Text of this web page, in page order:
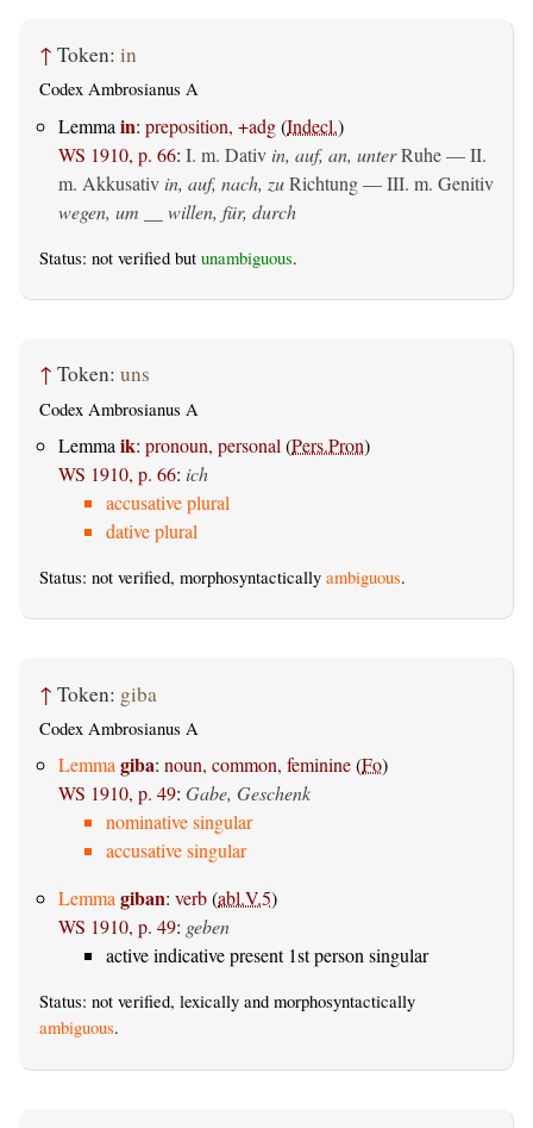
↑ Token: in
Codex Ambrosianus A
Lemma in: preposition, +adg(Indecl.)
WS 1910, p. 66: I. m. Dativ in, auf, an, unterRuhe — II.
m. Akkusativ in, auf, nach, zuRichtung — III. m. Genitiv
wegen, um __ willen, für, durch
Status: not verified but unambiguous.
↑ Token: uns
Codex Ambrosianus A
Lemma ik: pronoun, personal (Pers.Pron)
WS 1910, p. 66: ich
accusative plural
dative plural
Status: not verified, morphosyntactically ambiguous.
↑ Token: giba
Codex Ambrosianus A
Lemma giba: noun, common, feminine(Fo)
WS 1910, p. 49: Gabe, Geschenk
nominative singular
accusative singular
Lemma giban: verb(abl.V.5)
WS 1910, p. 49: geben
active indicative present 1st person singular
Status: not verified, lexically and morphosyntactically
ambiguous.